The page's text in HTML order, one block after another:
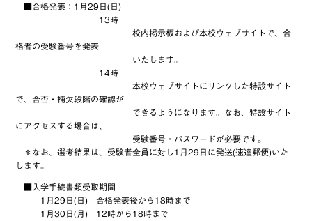
■合格発表：1月29日(日)
13時
校内掲示板および本校ウェブサイトで、合
格者の受験番号を発表
いたします。
14時
本校ウェブサイトにリンクした特設サイト
で、合否・補欠段階の確認が
できるようになります。なお、特設サイト
にアクセスする場合は、
受験番号・パスワードが必要です。
＊なお、選考結果は、受験者全員に対し1月29日に発送(速達郵便)いた
します。
■入学手続書類受取期間
1月29日(日) 合格発表後から18時まで
1月30日(月) 12時から18時まで